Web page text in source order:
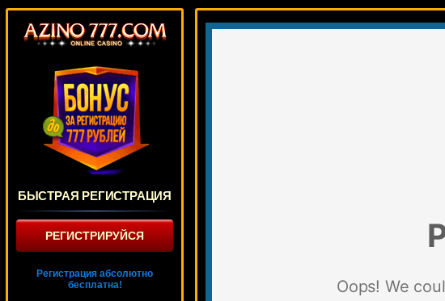
БЫСТРАЯ РЕГИСТРАЦИЯ
РЕГИСТРИРУЙСЯ
Регистрация абсолютно
бесплатна!